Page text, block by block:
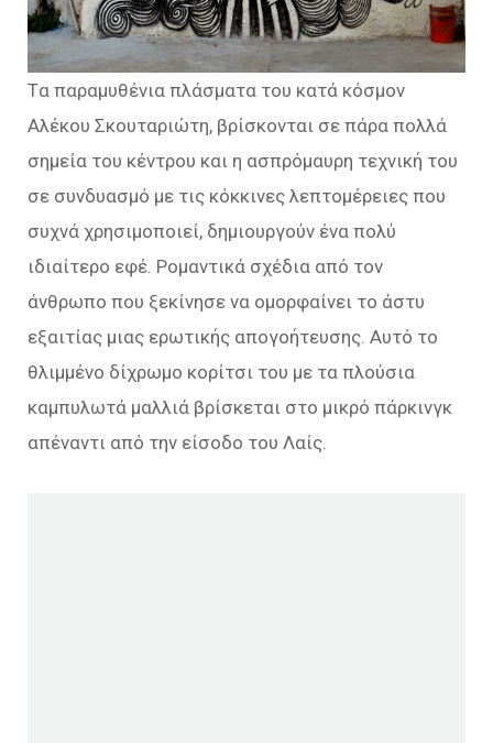
Tα παραμυθένια πλάσματα του κατά κόσμον
Αλέκου Σκουταριώτη, βρίσκονται σε πάρα πολλά
σημεία του κέντρου και η ασπρόμαυρη τεχνική του
σε συνδυασμό με τις κόκκινες λεπτομέρειες που
συχνά χρησιμοποιεί, δημιουργούν ένα πολύ
ιδιαίτερο εφέ. Ρομαντικά σχέδια από τον
άνθρωπο που ξεκίνησε να ομορφαίνει το άστυ
εξαιτίας μιας ερωτικής απογοήτευσης. Αυτό το
θλιμμένο δίχρωμο κορίτσι του με τα πλούσια
καμπυλωτά μαλλιά βρίσκεται στο μικρό πάρκινγκ
απέναντι από την είσοδο του Λαίς.